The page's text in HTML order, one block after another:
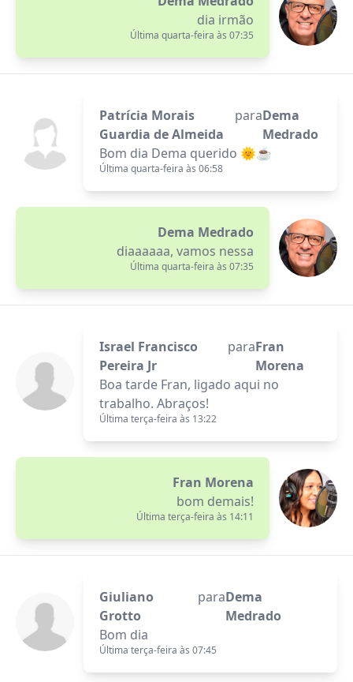
dia irmão
Última quarta-feira às 07:35
Patrícia Morais
Guardia de Almeida
paraDema
Medrado
Bom dia Dema querido 🌞☕
Última quarta-feira às 06:58
Dema Medrado
diaaaaaa, vamos nessa
Última quarta-feira às 07:35
Israel Francisco
Pereira Jr
paraFran
Morena
Boa tarde Fran, ligado aqui no
trabalho. Abraços!
Última terça-feira às 13:22
Fran Morena
bom demais!
Última terça-feira às 14:11
Giuliano
Grotto
paraDema
Medrado
Bom dia
Última terça-feira às 07:45